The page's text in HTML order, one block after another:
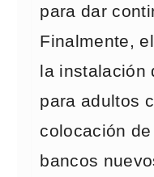
para dar
Finalmente,
la instalación
para adultos
colocación
bancos